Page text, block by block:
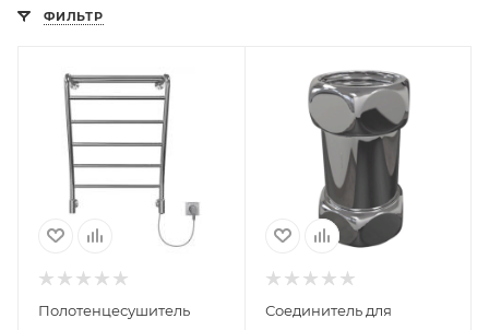
ФИЛЬТР
Полотенцесушитель
Соединитель для